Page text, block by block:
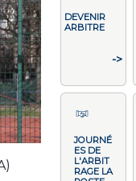
DEVENIR
ARBITRE
->
JOURNÉ
ES DE
L'ARBIT
RAGE LA